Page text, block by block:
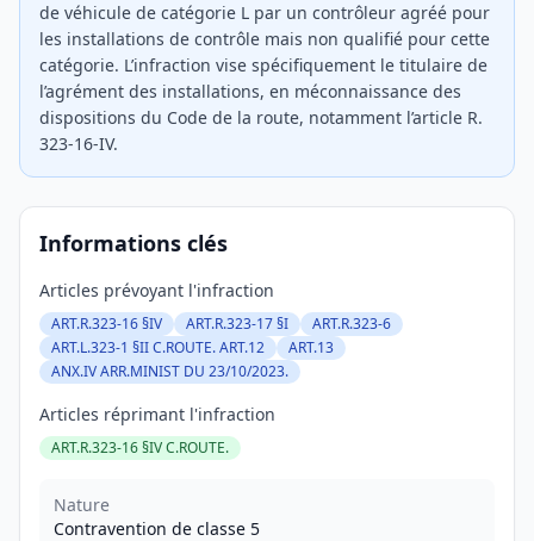
de véhicule de catégorie L par un contrôleur agréé pour
les installations de contrôle mais non qualifié pour cette
catégorie. L’infraction vise spécifiquement le titulaire de
l’agrément des installations, en méconnaissance des
dispositions du Code de la route, notamment l’article R.
323-16-IV.
Informations clés
Articles prévoyant l'infraction
ART.R.323-16 §IV ART.R.323-17 §I
ART.R.323-6
ART.L.323-1 §II C.ROUTE. ART.12
ART.13
ANX.IV ARR.MINIST DU 23/10/2023.
Articles réprimant l'infraction
ART.R.323-16 §IV C.ROUTE.
Nature
Contravention de classe 5